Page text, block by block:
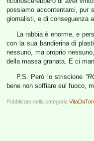
possiamo accontentarci, pur
giornalisti, e di conseguenza
La rabbia è enorme, e
con la sua bandierina di
nessuno, ma proprio
della massa granata. E ci
P.S. Però lo striscione
bene non soffiare sul fuoco,
Pubblicato nella categoria